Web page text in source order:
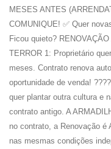
MESES ANTES
COMUNIQUE! ✅ Quer
Ficou quieto?
TERROR 1: Proprietário
meses. Contrato renova
oportunidade de venda!
quer plantar outra cultura e
contrato antigo. A
no contrato, a Renovação é
nas mesmas condições